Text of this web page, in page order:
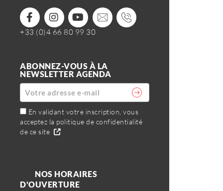
+33 (0)4 66 80 99 30
ABONNEZ-VOUS À LA
NEWSLETTER AGENDA
En validant votre inscription, vous
acceptez la politique de confidentialité
de ce site
NOS HORAIRES
D'OUVERTURE